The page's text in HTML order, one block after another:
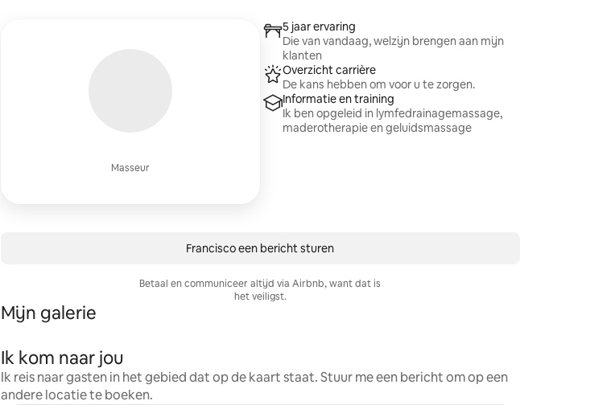
Masseur
5 jaar ervaring
Die van vandaag, welzijn brengen aan mijn
klanten
Overzicht carrière
De kans hebben om voor u te zorgen.
Informatie en training
Ik ben opgeleid in lymfedrainagemassage,
maderotherapie en geluidsmassage
Francisco een bericht sturen
Betaal en communiceer altijd via Airbnb, want dat is
het veiligst.
Mijn galerie
Ik kom naar jou
Ik reis naar gasten in het gebied dat op de kaart staat. Stuur me een bericht om op een
andere locatie te boeken.